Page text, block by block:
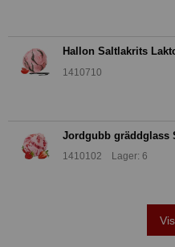
Hallon Saltlakrits
1410710
Jordgubb gräddglass
1410102 Lager: 6